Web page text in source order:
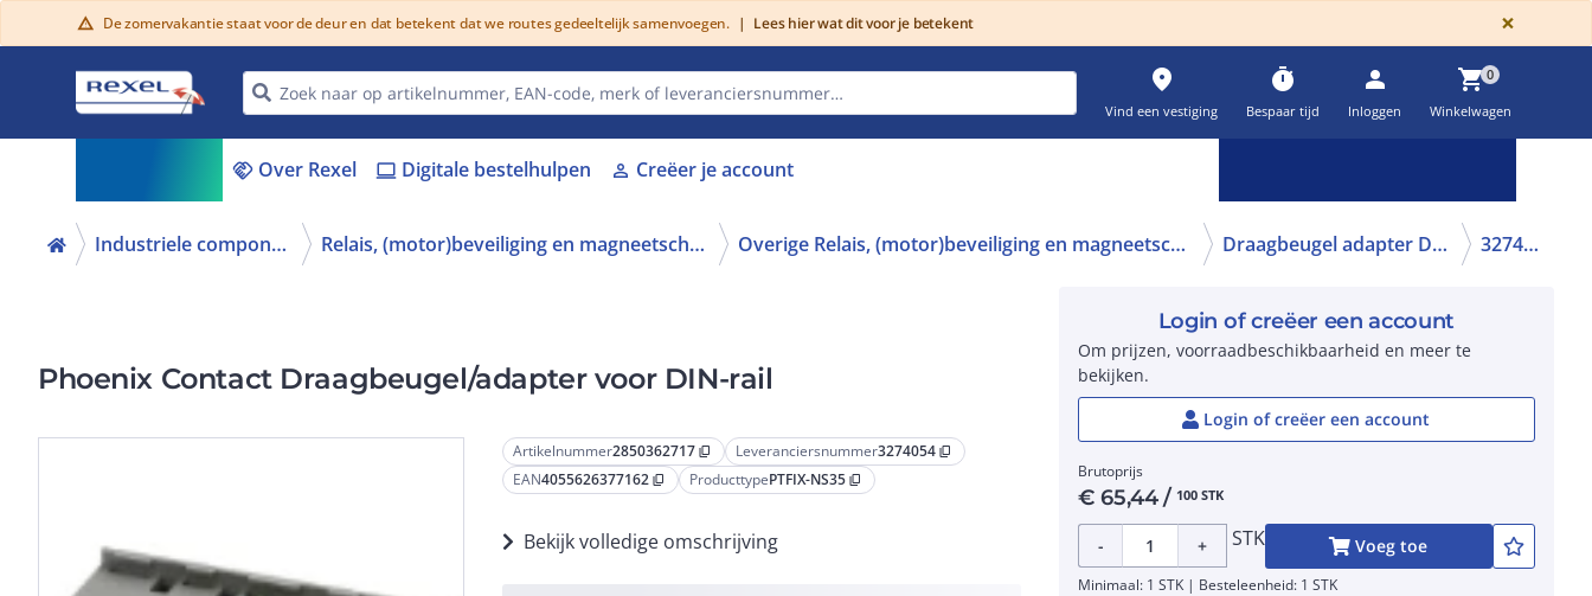
warning De zomervakantie staat voor de deur en dat betekent dat we routes gedeeltelijk samenvoegen. | Lees hier wat dit voor je betekent ×
place
Vind een vestiging
timer
Bespaar tijd
person
Inloggen
shopping_cart0
Winkelwagen
handshake Over Rexel laptop Digitale bestelhulpen person Creëer je account
Industriele componenten Relais, (motor)beveiliging en magneetschakelaars Overige Relais, (motor)beveiliging en magneetschakelaars Draagbeugel adapter DIN-rail 3274054
Phoenix Contact Draagbeugel/adapter voor DIN-rail
Artikelnummer2850362717 content_copy Leveranciersnummer3274054 content_copy
EAN4055626377162 content_copy ProducttypePTFIX-NS35 content_copy
Bekijk volledige omschrijving
Login of creëer een account
Om prijzen, voorraadbeschikbaarheid en meer te
bekijken.
Login of creëer een account
Brutoprijs
€65,44/ 100 STK
- + STK Voeg toe
Minimaal: 1 STK | Besteleenheid: 1 STK